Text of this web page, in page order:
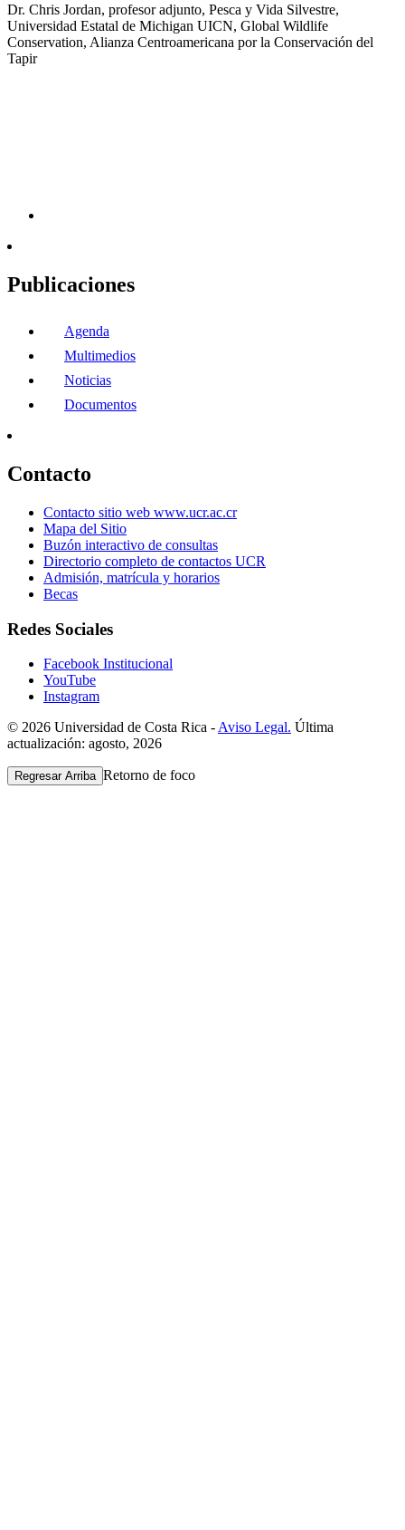
Dr. Chris Jordan, profesor adjunto, Pesca y Vida Silvestre,
Universidad Estatal de Michigan UICN, Global Wildlife
Conservation, Alianza Centroamericana por la Conservación del
Tapir
Publicaciones
Agenda
Multimedios
Noticias
Documentos
Contacto
Contacto sitio web www.ucr.ac.cr
Mapa del Sitio
Buzón interactivo de consultas
Directorio completo de contactos UCR
Admisión, matrícula y horarios
Becas
Redes Sociales
Facebook Institucional
YouTube
Instagram
© 2026 Universidad de Costa Rica - Aviso Legal. Última
actualización: agosto, 2026
Regresar Arriba Retorno de foco